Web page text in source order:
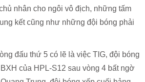
nhân cho ngôi vô địch, những tấm
kết cũng như những đội bóng phải
đấu thứ 5 có lẽ là việc TIG, đội bóng
của HPL-S12 sau vòng 4 bất ngờ